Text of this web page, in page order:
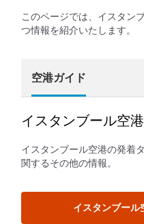
このページでは、イスタン
つ情報を紹介いたします。
空港ガイド
イスタンブール空
イスタンブール空港の発着
関するその他の情報。
イスタンブール